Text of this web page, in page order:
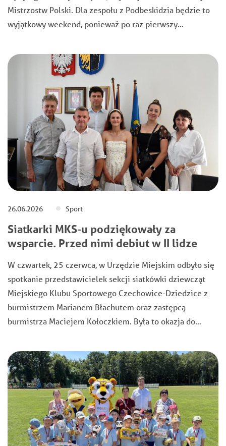
Mistrzostw Polski. Dla zespołu z Podbeskidzia będzie to
wyjątkowy weekend, ponieważ po raz pierwszy…
26.06.2026 Sport
Siatkarki MKS-u podziękowały za
wsparcie. Przed nimi debiut w II lidze
W czwartek, 25 czerwca, w Urzędzie Miejskim odbyło się
spotkanie przedstawicielek sekcji siatkówki dziewcząt
Miejskiego Klubu Sportowego Czechowice-Dziedzice z
burmistrzem Marianem Błachutem oraz zastępcą
burmistrza Maciejem Kołoczkiem. Była to okazja do…